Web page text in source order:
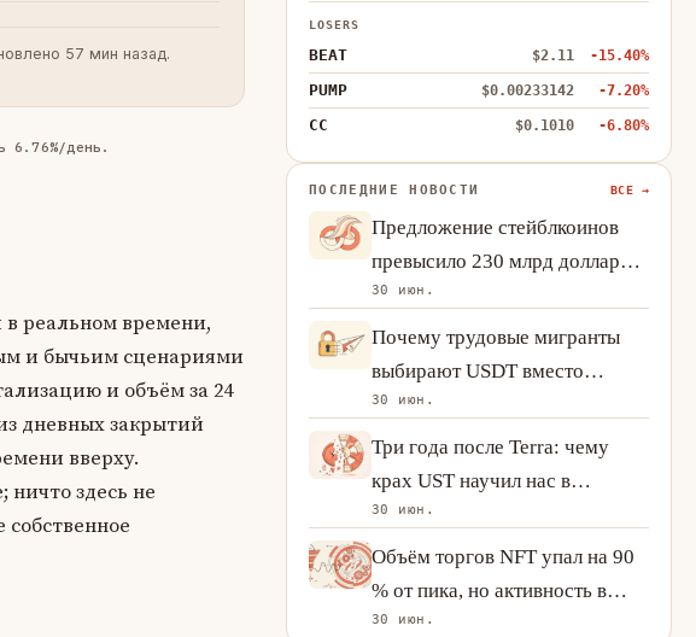
57 мин назад.
6.76%/день.
в реальном времени,
и бычьим сценариями
и объём за 24
дневных закрытий
вверху.
здесь не
LOSERS
BEAT $2.11 -15.40%
PUMP $0.00233142 -7.20%
CC $0.1010 -6.80%
ПОСЛЕДНИЕ НОВОСТИ ВСЕ →
Предложение стейблкоинов
превысило 230 млрд долларов:
что рост USDT и USDC
говорит о спросе на
криптовалюту
30 июн.
Почему трудовые мигранты
выбирают USDT вместо
Western Union
30 июн.
Три года после Terra: чему
крах UST научил нас в
отношении алгоритмических
стейблкоинов
30 июн.
Объём торгов NFT упал на 90
% от пика, но активность в
сети рисует более сложную
30 июн.